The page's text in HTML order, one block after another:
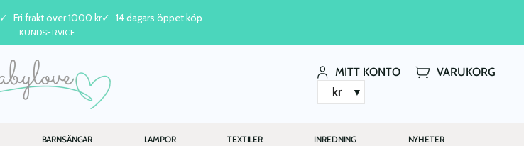
Fri frakt över 1000 kr 14 dagars öppet köp
KUNDSERVICE
MITT KONTO
VARUKORG
kr
BARNSÄNGAR LAMPOR TEXTILER INREDNING NYHETER